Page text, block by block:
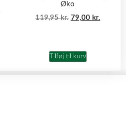
Øko
119,95kr. 79,00 kr.
Tilføj til kurv